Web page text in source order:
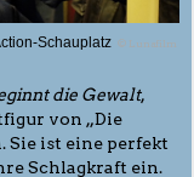
Schauplatz © Lunafilm
die Gewalt,
von „Die
Sie ist eine perfekt
Schlagkraft ein.